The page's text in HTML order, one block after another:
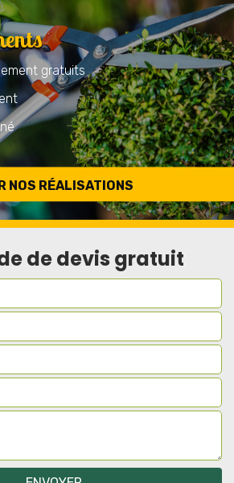
NOS RÉALISATIONS
gratuits
de devis gratuit